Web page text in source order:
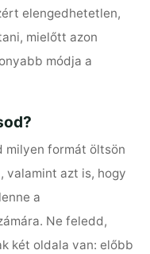
elengedhetetlen,
mielőtt azon
módja a
milyen formát öltsön
valamint azt is, hogy
a
Ne feledd,
két oldala van: előbb